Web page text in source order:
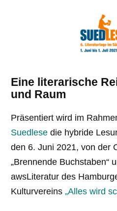
Eine literarische
und Raum
Präsentiert wird im
Suedlese die hybride
den 6. Juni 2021, von der
„Brennende Buchstaben“
awsLiteratur des
Kulturvereins„Alles wird